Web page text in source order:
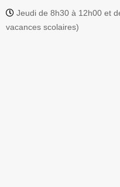
Jeudi de 8h30 à 12h00 et
vacances scolaires)